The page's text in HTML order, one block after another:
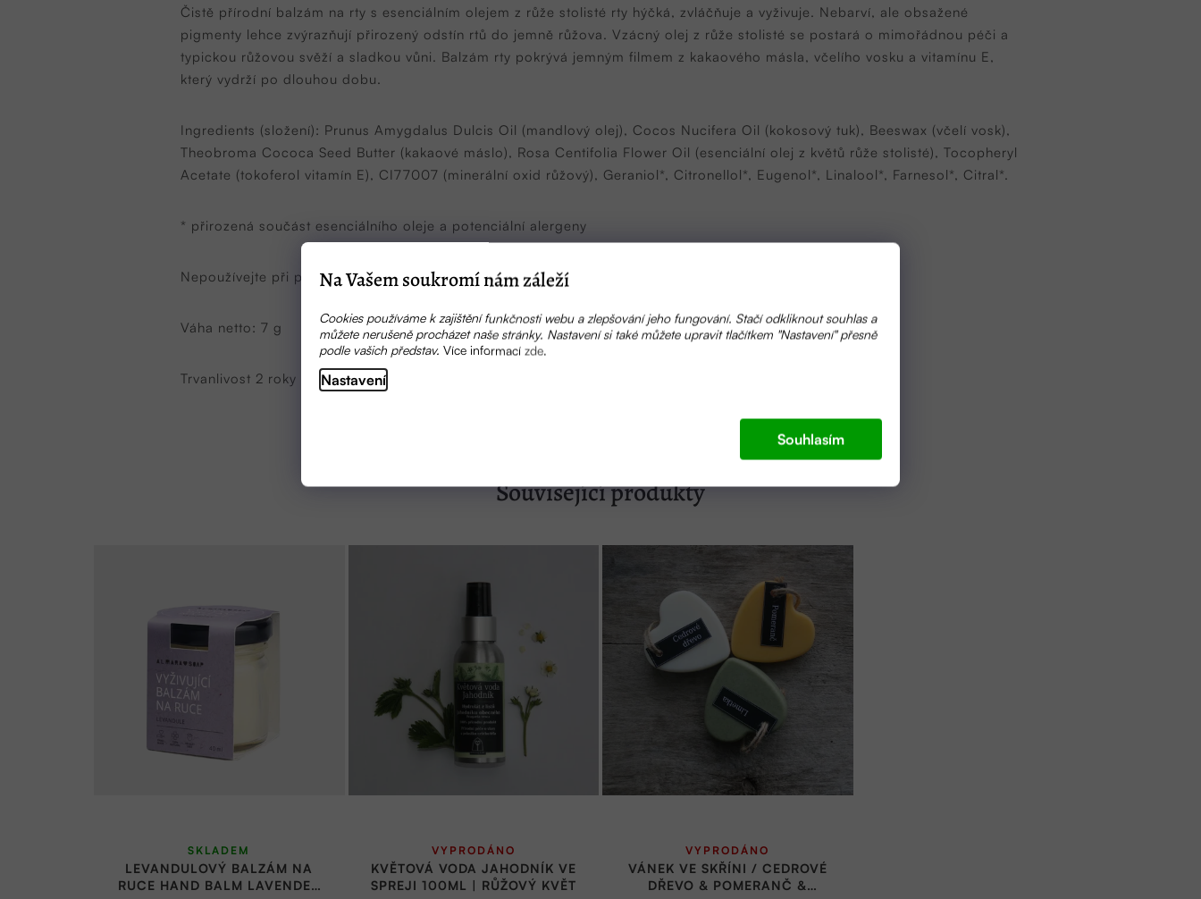
Na Vašem soukromí nám záleží
Cookies používáme k zajištění funkčnosti webu a zlepšování jeho fungování. Stačí odkliknout souhlas a
můžete nerušeně procházet naše stránky. Nastavení si také můžete upravit tlačítkem "Nastavení" přesně
podle vašich představ. Více informací zde.
Nastavení
Souhlasím
Čistě přírodní balzám na rty s esenciálním olejem z růže stolisté rty hýčká, zvláčňuje a vyživuje. Nebarví, ale obsažené
pigmenty lehce zvýrazňují přirozený odstín rtů do jemně růžova. Vzácný olej z růže stolisté se postará o mimořádnou péči a
typickou růžovou svěží a sladkou vůni. Balzám rty pokrývá jemným filmem z kakaového másla, včelího vosku a vitamínu E,
který vydrží po dlouhou dobu.
Ingredients (složení): Prunus Amygdalus Dulcis Oil (mandlový olej), Cocos Nucifera Oil (kokosový tuk), Beeswax (včelí vosk),
Theobroma Cococa Seed Butter (kakaové máslo), Rosa Centifolia Flower Oil (esenciální olej z květů růže stolisté), Tocopheryl
Acetate (tokoferol vitamín E), CI77007 (minerální oxid růžový), Geraniol*, Citronellol*, Eugenol*, Linalool*, Farnesol*, Citral*.
* přirozená součást esenciálního oleje a potenciální alergeny
Nepoužívejte při přecitlivělosti na růži.
Váha netto: 7 g
Trvanlivost 2 roky od data výroby
Související produkty
LEVANDULOVÝ BALZÁM NA
RUCE HAND BALM LAVENDER
SKLADEM
KVĚTOVÁ VODA JAHODNÍK VE
SPREJI 100ML | RŮŽOVÝ KVĚT
VYPRODÁNO
VÁNEK VE SKŘÍNI / CEDROVÉ
DŘEVO & POMERANČ &
VYPRODÁNO